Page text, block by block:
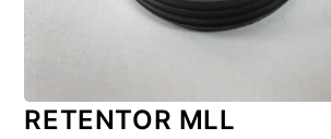
RETENTOR MLL